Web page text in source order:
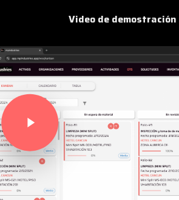
Video de
Play Video
Play Video